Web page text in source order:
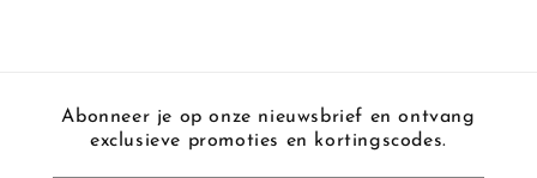
Abonneer je op onze nieuwsbrief en ontvang
exclusieve promoties en kortingscodes.